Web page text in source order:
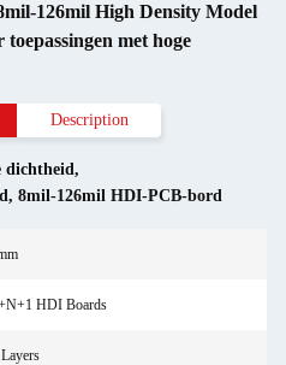
126mil High Density Model
met hoge
Description
dichtheid,
, 8mil-126mil HDI-PCB-bord
HDI Boards